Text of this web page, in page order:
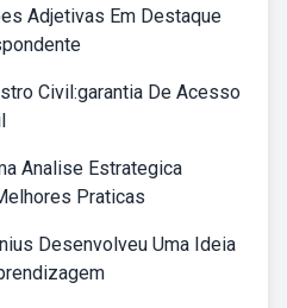
Adjetivas Em Destaque
Civil:garantia De Acesso
Analise Estrategica
Praticas
Desenvolveu Uma Ideia